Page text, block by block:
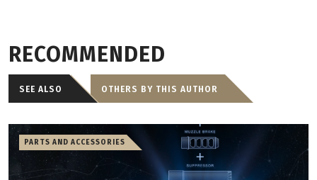
RECOMMENDED
SEE ALSO OTHERS BY THIS AUTHOR
PARTS AND ACCESSORIES